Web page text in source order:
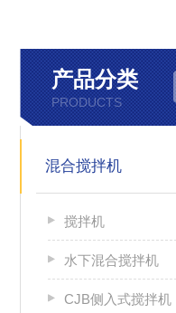
产品分类
PRODUCTS
混合搅拌机
搅拌机
水下混合搅拌机
CJB侧入式搅拌机